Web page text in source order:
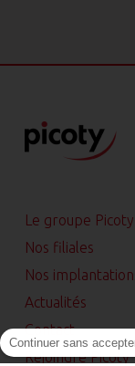
Continuer sans
Le groupe Picoty
Nos filiales
Nos
Actualités
Contact
Rejoindre Picoty